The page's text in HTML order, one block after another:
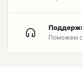
Поможем